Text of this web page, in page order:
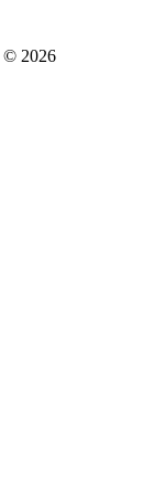
© 2026